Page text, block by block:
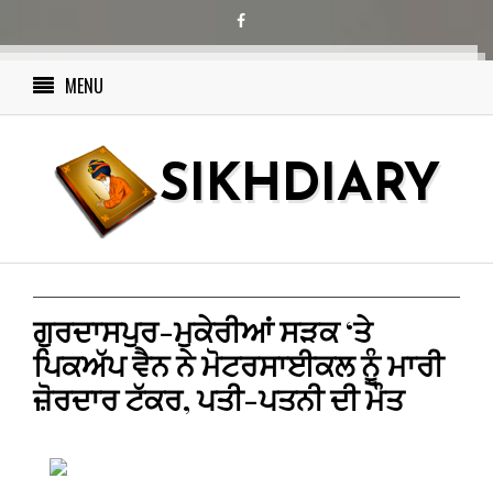
MENU
SIKHDIARY
ਗੁਰਦਾਸਪੁਰ-ਮੁਕੇਰੀਆਂ ਸੜਕ ‘ਤੇ
ਪਿਕਅੱਪ ਵੈਨ ਨੇ ਮੋਟਰਸਾਈਕਲ ਨੂੰ ਮਾਰੀ
ਜ਼ੋਰਦਾਰ ਟੱਕਰ, ਪਤੀ-ਪਤਨੀ ਦੀ ਮੌਤ